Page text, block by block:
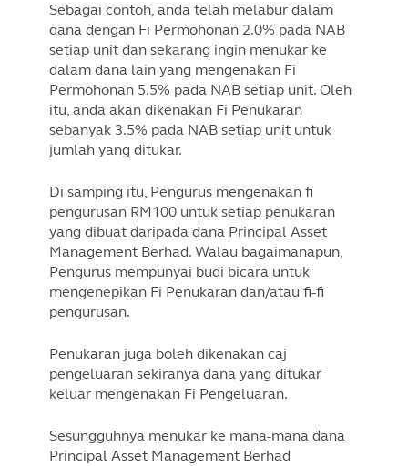
Sebagai contoh, anda telah melabur dalam
dana dengan Fi Permohonan 2.0% pada NAB
setiap unit dan sekarang ingin menukar ke
dalam dana lain yang mengenakan Fi
Permohonan 5.5% pada NAB setiap unit. Oleh
itu, anda akan dikenakan Fi Penukaran
sebanyak 3.5% pada NAB setiap unit untuk
jumlah yang ditukar.
Di samping itu, Pengurus mengenakan fi
pengurusan RM100 untuk setiap penukaran
yang dibuat daripada dana Principal Asset
Management Berhad. Walau bagaimanapun,
Pengurus mempunyai budi bicara untuk
mengenepikan Fi Penukaran dan/atau fi-fi
pengurusan.
Penukaran juga boleh dikenakan caj
pengeluaran sekiranya dana yang ditukar
keluar mengenakan Fi Pengeluaran.
Sesungguhnya menukar ke mana-mana dana
Principal Asset Management Berhad